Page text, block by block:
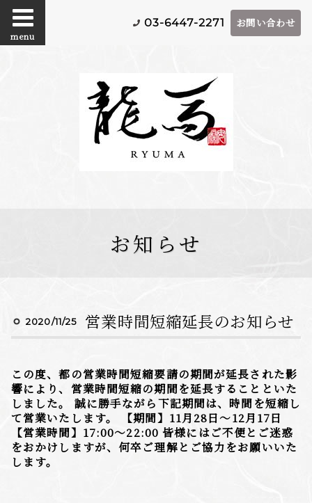
menu
03-6447-2271 お問い合わせ
お知らせ
2020/11/25 営業時間短縮延長のお知らせ
この度、都の営業時間短縮要請の期間が延長された影
響により、営業時間短縮の期間を延長することといた
しました。 誠に勝手ながら下記期間は、時間を短縮し
て営業いたします。 【期間】11月28日〜12月17日
【営業時間】17:00〜22:00 皆様にはご不便とご迷惑
をおかけしますが、何卒ご理解とご協力をお願いいた
します。